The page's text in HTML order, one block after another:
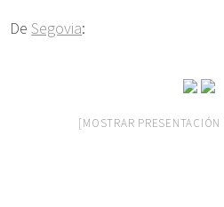
DeSegovia:
[MOSTRAR